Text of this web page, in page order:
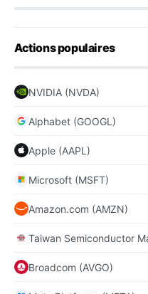
Actions populaires
NVIDIA (NVDA)
Alphabet (GOOGL)
Apple (AAPL)
Microsoft (MSFT)
Amazon.com (AMZN)
Taiwan Semiconductor
Broadcom (AVGO)